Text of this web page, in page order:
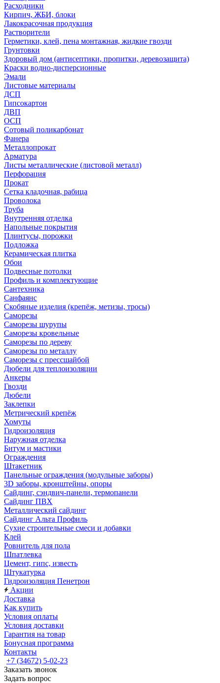
Расходники
Кирпич, ЖБИ, блоки
Лакокрасочная продукция
Растворители
Герметики, клей, пена монтажная, жидкие гвозди
Грунтовки
Здоровый дом (антисептики, пропитки, деревозащита)
Краски водно-дисперсионные
Эмали
Листовые материалы
ДСП
Гипсокартон
ДВП
ОСП
Сотовый поликарбонат
Фанера
Металлопрокат
Арматура
Листы металлические (листовой металл)
Перфорация
Прокат
Сетка кладочная, рабица
Проволока
Труба
Внутренняя отделка
Напольные покрытия
Плинтусы, порожки
Подложка
Керамическая плитка
Обои
Подвесные потолки
Профиль и комплектующие
Сантехника
Санфаянс
Скобяные изделия (крепёж, метизы, тросы)
Саморезы
Саморезы шурупы
Саморезы кровельные
Саморезы по дереву
Саморезы по металлу
Саморезы с прессшайбой
Дюбели для теплоизоляции
Анкеры
Гвозди
Дюбели
Заклепки
Метрический крепёж
Хомуты
Гидроизоляция
Наружная отделка
Битум и мастики
Ограждения
Штакетник
Панельные ограждения (модульные заборы)
3D заборы, кронштейны, опоры
Cайдинг, сэндвич-панели, термопанели
Сайдинг ПВХ
Металлический сайдинг
Сайдинг Альта Профиль
Сухие строительные смеси и добавки
Клей
Ровнитель для пола
Шпатлевка
Цемент, гипс, известь
Штукатурка
Гидроизоляция Пенетрон
Акции
Доставка
Как купить
Условия оплаты
Условия доставки
Гарантия на товар
Бонусная программа
Контакты
+7 (34672) 5-02-23
Заказать звонок
Задать вопрос